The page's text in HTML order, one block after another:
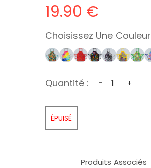
19.90 €
Choisissez Une Couleur
Quantité : - +
ÉPUISÉ
Produits Associés